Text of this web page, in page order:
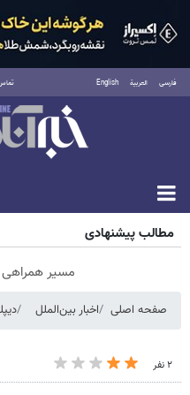
فارسی العربية English
پنجشنبه ۱۵ مرداد ۱۴۰۵
مطالب پیشنهادی
مسیر همراهی و
صفحه اصلی اخبار بین‌الملل
۲ نفر